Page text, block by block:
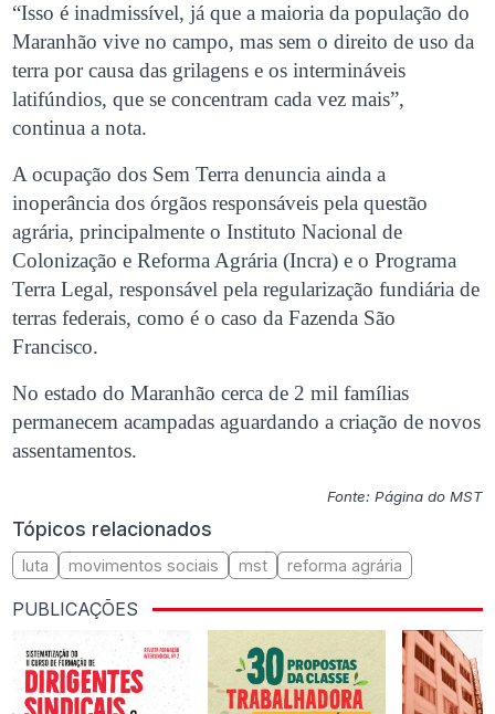
“Isso é inadmissível, já que a maioria da população do
Maranhão vive no campo, mas sem o direito de uso da
terra por causa das grilagens e os intermináveis
latifúndios, que se concentram cada vez mais”,
continua a nota.
A ocupação dos Sem Terra denuncia ainda a
inoperância dos órgãos responsáveis pela questão
agrária, principalmente o Instituto Nacional de
Colonização e Reforma Agrária (Incra) e o Programa
Terra Legal, responsável pela regularização fundiária de
terras federais, como é o caso da Fazenda São
Francisco.
No estado do Maranhão cerca de 2 mil famílias
permanecem acampadas aguardando a criação de novos
assentamentos.
Fonte: Página do MST
Tópicos relacionados
luta movimentos sociais mst reforma agrária
PUBLICAÇÕES